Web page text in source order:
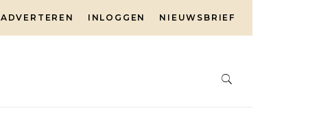
ADVERTEREN INLOGGEN NIEUWSBRIEF